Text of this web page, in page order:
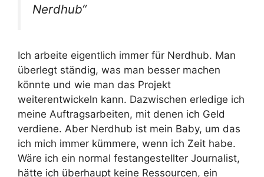
Nerdhub“
Ich arbeite eigentlich immer für Nerdhub. Man
überlegt ständig, was man besser machen
könnte und wie man das Projekt
weiterentwickeln kann. Dazwischen erledige ich
meine Auftragsarbeiten, mit denen ich Geld
verdiene. Aber Nerdhub ist mein Baby, um das
ich mich immer kümmere, wenn ich Zeit habe.
Wäre ich ein normal festangestellter Journalist,
hätte ich überhaupt keine Ressourcen, ein